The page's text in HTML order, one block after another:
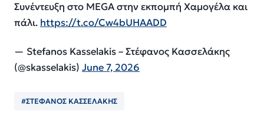
Συνέντευξη στο MEGA στην εκπομπή Χαμογέλα και
πάλι. https://t.co/Cw4bUHAADD
— Stefanos Kasselakis – Στέφανος Κασσελάκης
(@skasselakis) June 7, 2026
#ΣΤΕΦΑΝΟΣ ΚΑΣΣΕΛΑΚΗΣ